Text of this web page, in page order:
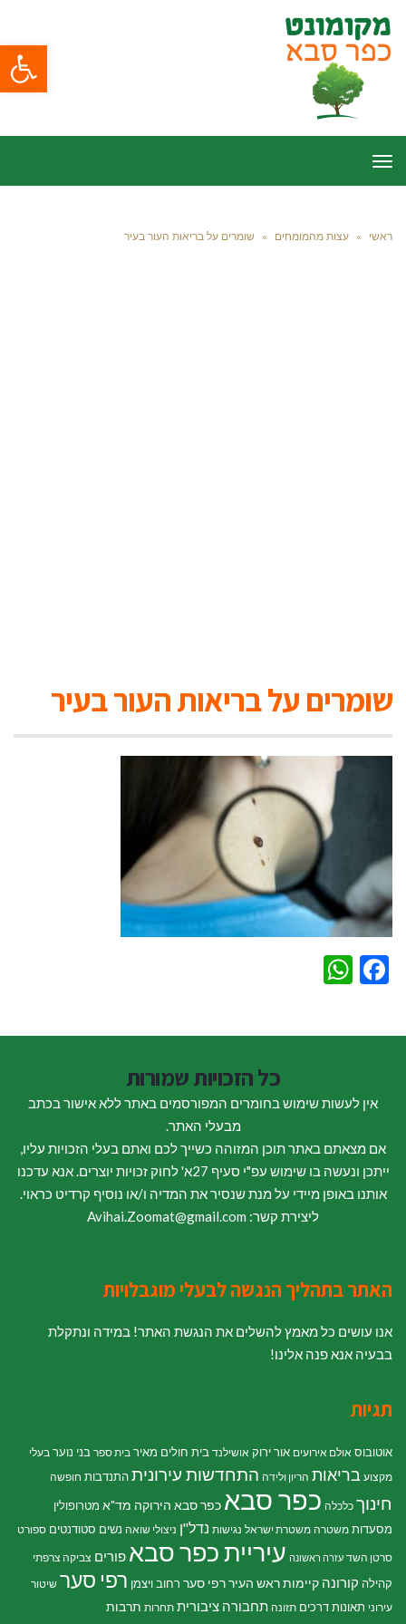
פתח
תפריט
ראשי » עצות מהמומחים » שומרים על בריאות העור בעיר
שומרים על בריאות העור בעיר
Facebook
כל הזכויות שמורות
אין לעשות שימוש בחומרים המפורסמים באתר ללא אישור בכתב
מבעלי האתר.
אם מצאתם באתר תוכן המזוהה כשייך לכם ואתם בעלי הזכויות עליו,
ייתכן ונעשה בו שימוש עפ"י סעיף 27א' לחוק זכויות יוצרים. אנא עדכנו
אותנו באופן מיידי על מנת שנסיר את המדיה ו/או נוסיף קרדיט כראוי.
ליצירת קשר: Avihai.Zoomat@gmail.com
האתר בתהליך הנגשה לבעלי מוגבלויות
אנו עושים כל מאמץ להשלים את הנגשת האתר! במידה ונתקלת
בבעיה אנא פנה אלינו!
תגיות
אוטובוס אולם אירועים אור ירוק אושילנד בית חולים מאיר בית ספר בני נוער בעלי
מקצוע בריאות הריון ולידה התחדשות עירוניתהתנדבות חופשה
חינוך כלכלה כפר סבא כפר סבא הירוקה מד"א מטרופולין
מסעדות משטרה משטרת ישראל נגישות נדל"ן ניצולי שואה נשים סטודנטים ספורט
סרטן השד עזרה ראשונה עיריית כפר סבא פורים צביקה צרפתי
קהילה קורונה קיימותראש העיר רפי סער רחוב ויצמן רפי סער שיטור
עירוני תאונות דרכים תזונה תחבורה ציבורית תחרות תרבות